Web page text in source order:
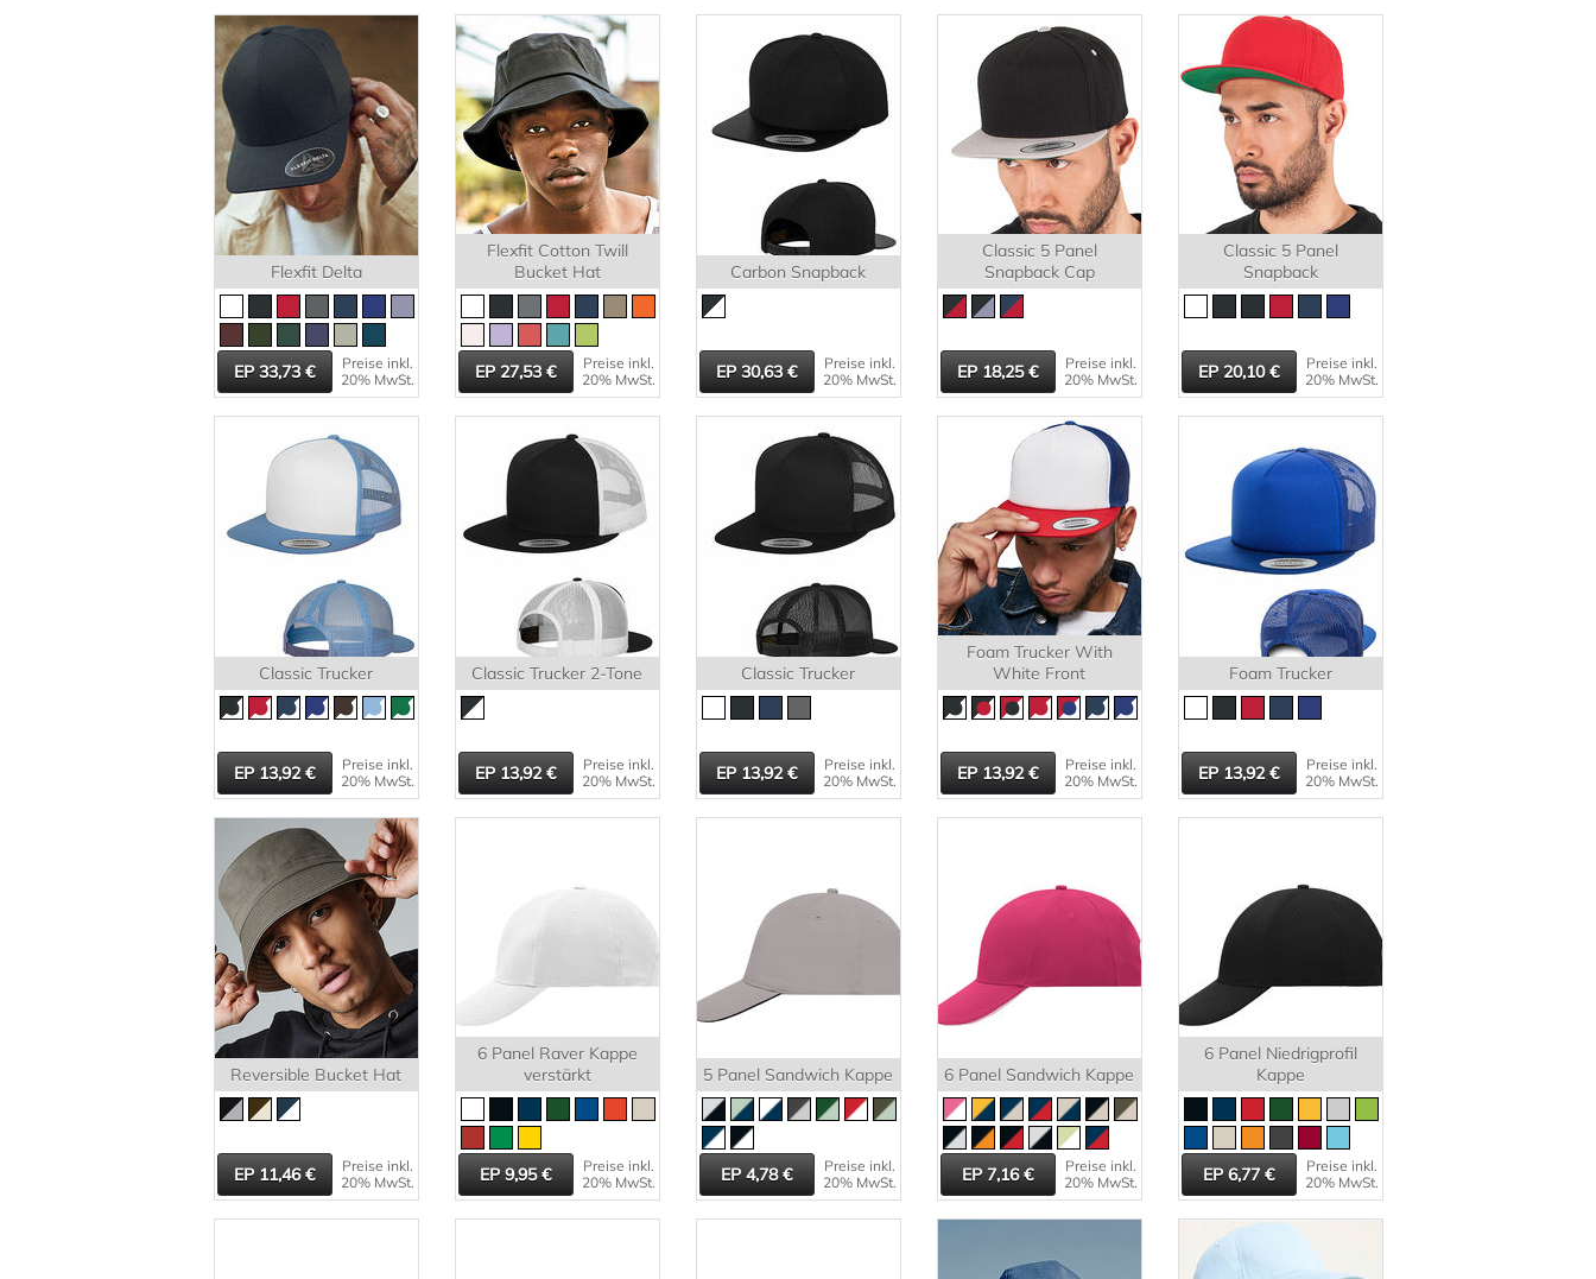
Flexfit Delta
33,73
Preise inkl.
20% MwSt.
Flexfit Cotton Twill
Bucket Hat
27,53
Preise inkl.
20% MwSt.
Carbon Snapback
30,63
Preise inkl.
20% MwSt.
Classic 5 Panel
Snapback Cap
18,25
Preise inkl.
20% MwSt.
Classic 5 Panel
Snapback
20,10
Preise inkl.
20% MwSt.
Classic Trucker
13,92
Preise inkl.
20% MwSt.
Classic Trucker 2-Tone
13,92
Preise inkl.
20% MwSt.
Classic Trucker
13,92
Preise inkl.
20% MwSt.
Foam Trucker With
White Front
13,92
Preise inkl.
20% MwSt.
Foam Trucker
13,92
Preise inkl.
20% MwSt.
Reversible Bucket Hat
11,46
Preise inkl.
20% MwSt.
6 Panel Raver Kappe
verstärkt
9,95
Preise inkl.
20% MwSt.
5 Panel Sandwich Kappe
4,78
Preise inkl.
20% MwSt.
6 Panel Sandwich Kappe
7,16
Preise inkl.
20% MwSt.
6 Panel Niedrigprofil
Kappe
6,77
Preise inkl.
20% MwSt.